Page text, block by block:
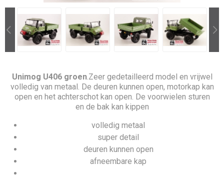
Unimog U406 groen.Zeer gedetailleerd model en vrijwel
volledig van metaal. De deuren kunnen open, motorkap kan
open en het achterschot kan open. De voorwielen sturen
en de bak kan kippen
volledig metaal
super detail
deuren kunnen open
afneembare kap